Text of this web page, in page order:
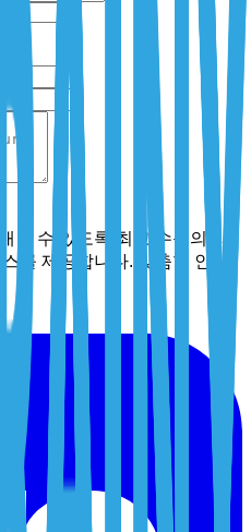
릴 수 있도록 최고 수준의 시
를 제공합니다. 맞춤형 인사